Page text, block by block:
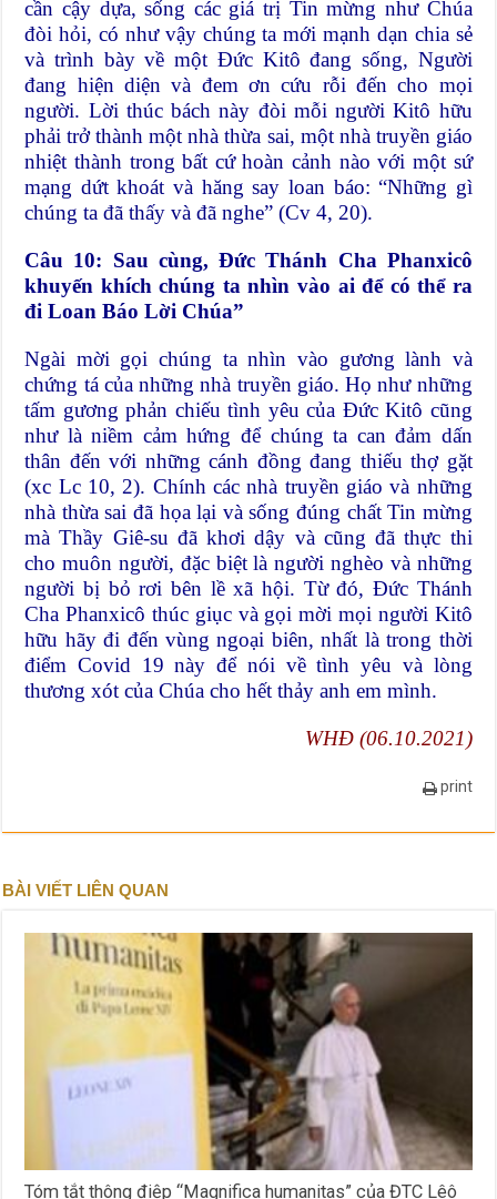
cần cậy dựa, sống các giá trị Tin mừng như Chúa
đòi hỏi, có như vậy chúng ta mới mạnh dạn chia sẻ
và trình bày về một Đức Kitô đang sống, Người
đang hiện diện và đem ơn cứu rỗi đến cho mọi
người. Lời thúc bách này đòi mỗi người Kitô hữu
phải trở thành một nhà thừa sai, một nhà truyền giáo
nhiệt thành trong bất cứ hoàn cảnh nào với một sứ
mạng dứt khoát và hăng say loan báo: “Những gì
chúng ta đã thấy và đã nghe” (Cv 4, 20).
Câu 10: Sau cùng, Đức Thánh Cha Phanxicô
khuyến khích chúng ta nhìn vào ai để có thể ra
đi Loan Báo Lời Chúa”
Ngài mời gọi chúng ta nhìn vào gương lành và
chứng tá của những nhà truyền giáo. Họ như những
tấm gương phản chiếu tình yêu của Đức Kitô cũng
như là niềm cảm hứng để chúng ta can đảm dấn
thân đến với những cánh đồng đang thiếu thợ gặt
(xc Lc 10, 2). Chính các nhà truyền giáo và những
nhà thừa sai đã họa lại và sống đúng chất Tin mừng
mà Thầy Giê-su đã khơi dậy và cũng đã thực thi
cho muôn người, đặc biệt là người nghèo và những
người bị bỏ rơi bên lề xã hội. Từ đó, Đức Thánh
Cha Phanxicô thúc giục và gọi mời mọi người Kitô
hữu hãy đi đến vùng ngoại biên, nhất là trong thời
điểm Covid 19 này để nói về tình yêu và lòng
thương xót của Chúa cho hết thảy anh em mình.
WHĐ (06.10.2021)
print
BÀI VIẾT LIÊN QUAN
Tóm tắt thông điệp “Magnifica humanitas” của ĐTC Lêô